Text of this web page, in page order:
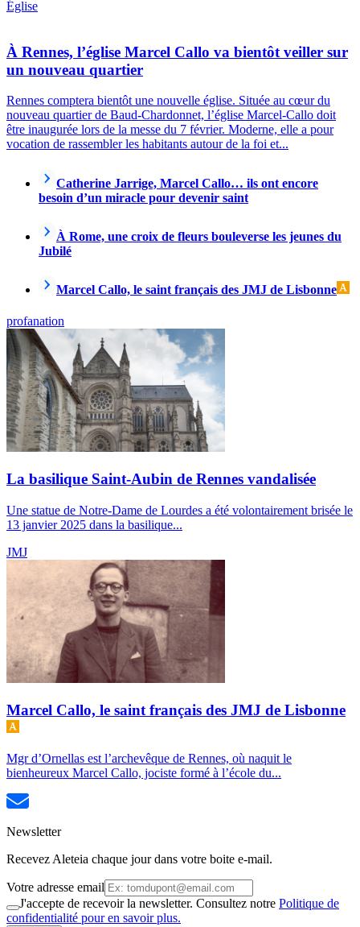
Église
À Rennes, l’église Marcel Callo va bientôt veiller sur
un nouveau quartier
Rennes comptera bientôt une nouvelle église. Située au cœur du
nouveau quartier de Baud-Chardonnet, l’église Marcel-Callo doit
être inaugurée lors de la messe du 7 février. Moderne, elle a pour
vocation de rassembler les habitants autour de la foi et...
Catherine Jarrige, Marcel Callo… ils ont encore
besoin d’un miracle pour devenir saint
À Rome, une croix de fleurs bouleverse les jeunes du
Jubilé
Marcel Callo, le saint français des JMJ de Lisbonne
profanation
La basilique Saint-Aubin de Rennes vandalisée
Une statue de Notre-Dame de Lourdes a été volontairement brisée le
13 janvier 2025 dans la basilique...
JMJ
Marcel Callo, le saint français des JMJ de Lisbonne
Mgr d’Ornellas est l’archevêque de Rennes, où naquit le
bienheureux Marcel Callo, jociste formé à l’école du...
Newsletter
Recevez Aleteia chaque jour dans votre boite e-mail.
Votre adresse email
J'accepte de recevoir la newsletter. Consultez notre Politique de
confidentialité pour en savoir plus.